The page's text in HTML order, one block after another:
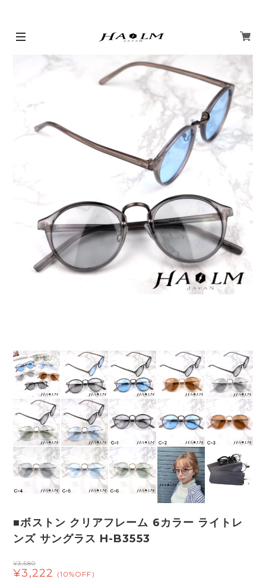
■ボストン クリアフレーム 6カラー ライトレ
ンズ サングラス H-B3553
¥3,580
¥3,222 (10%OFF)